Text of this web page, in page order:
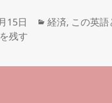
15日
カ
リ
経済, この英語
－#気になる英語調べ隊
残す